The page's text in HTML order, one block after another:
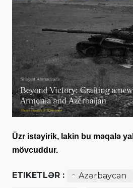
Üzr istəyirik, lakin bu məqalə
mövcuddur.
ETIKETLƏR :
Azərbaycan